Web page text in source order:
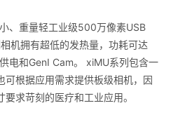
、重量轻工业级500万像素USB
机拥有超低的发热量，功耗可达
电和GenI Cam。 xiMU系列包含一
可根据应用需求提供板级相机，因
求苛刻的医疗和工业应用。